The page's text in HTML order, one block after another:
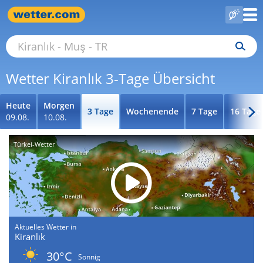
Wetter Kiranlık 3-Tage Übersicht
Heute
09.08.
Morgen
10.08.
3 Tage Wochenende 7 Tage 16 Tage
Türkei-Wetter
Aktuelles Wetter in
Kiranlık
30°C
Sonnig